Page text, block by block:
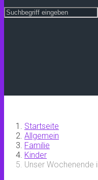
Startseite
Allgemein
Familie
Kinder
Unser Wochenende